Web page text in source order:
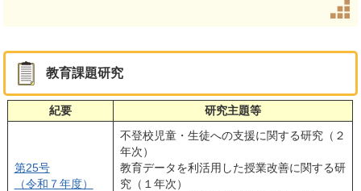
教育課題研究
紀要 研究主題等
第25号
（令和７年度）
不登校児童・生徒への支援に関する研究（２
年次）
教育データを利活用した授業改善に関する研
究（１年次）